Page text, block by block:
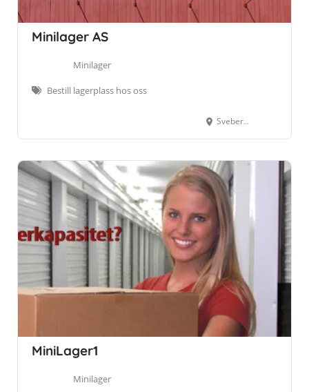
Minilager AS
Minilager
Bestill lagerplass hos oss
Svebergveien 5, 7550 Hommelvik
MiniLager1
Minilager